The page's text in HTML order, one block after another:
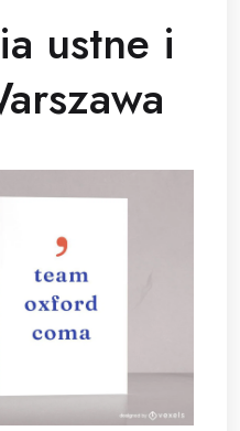
ustne i